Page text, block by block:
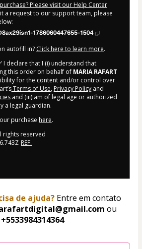
Please visit our Help Center
a request to our support team, please
1786060447655-1504
autofill in? Click here to learn more.
I declare that I (i) understand that
this order on behalf of MARIA RAFART
for the content and/or control over
Terms of Use, Privacy Policy and
and (iii) am of legal age or authorized
a legal guardian.
purchase here.
rights reserved
REF.
de ajuda? Entre em contato
ou
+5533984314364